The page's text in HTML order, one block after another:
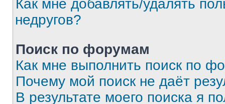
Как мне добавлять/удалять
недругов?
Поиск по форумам
Как мне выполнить поиск по
Почему мой поиск не даёт
В результате моего поиска я